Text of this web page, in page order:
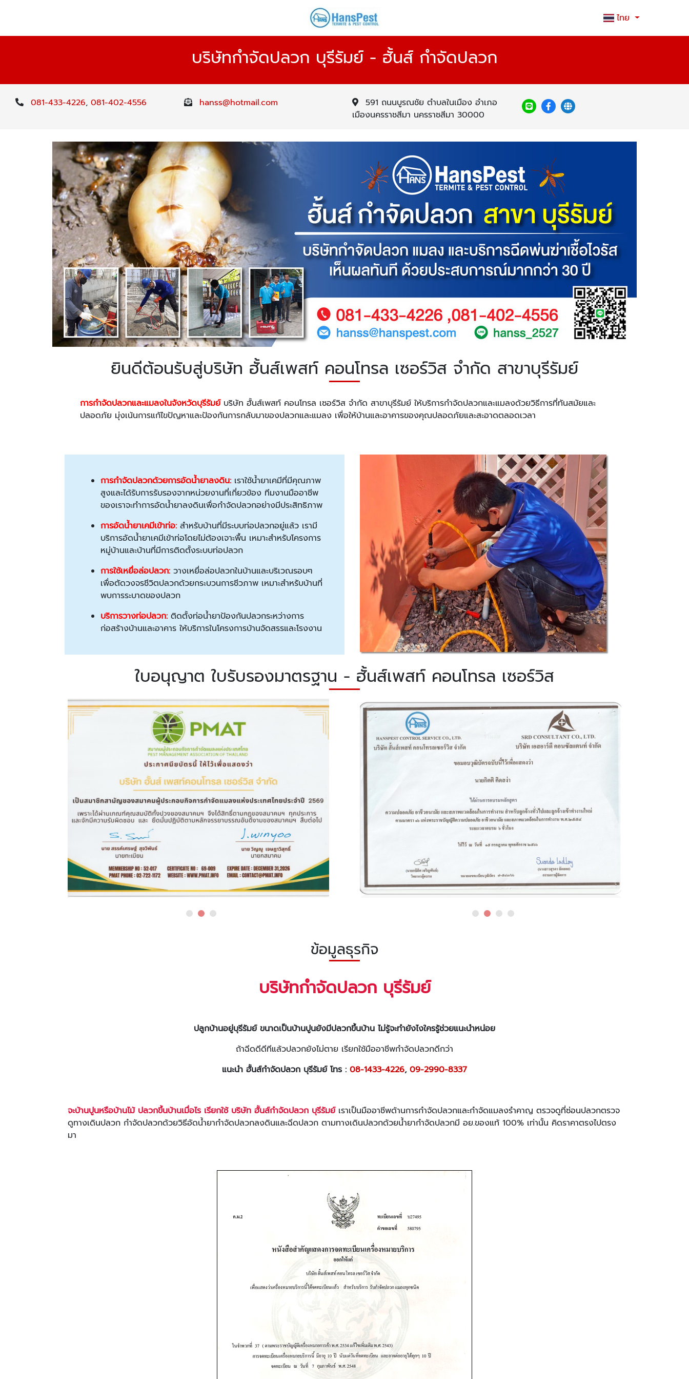
ไทย
บริษัทกำจัดปลวก บุรีรัมย์ - ฮั้นส์ กำจัดปลวก
081-433-4226, 081-402-4556 hanss@hotmail.com
591 ถนนบูรณชัย ตำบลในเมือง อำเภอ
เมืองนครราชสีมา นครราชสีมา 30000
ยินดีต้อนรับสู่บริษัท ฮั้นส์เพสท์ คอนโทรล เซอร์วิส จำกัด สาขาบุรีรัมย์
การกำจัดปลวกและแมลงในจังหวัดบุรีรัมย์บริษัท ฮั้นส์เพสท์ คอนโทรล เซอร์วิส จำกัด สาขาบุรีรัมย์ ให้บริการกำจัดปลวกและแมลงด้วยวิธีการที่ทันสมัยและ
ปลอดภัย มุ่งเน้นการแก้ไขปัญหาและป้องกันการกลับมาของปลวกและแมลง เพื่อให้บ้านและอาคารของคุณปลอดภัยและสะอาดตลอดเวลา
การกำจัดปลวกด้วยการอัดน้ำยาลงดิน: เราใช้น้ำยาเคมีที่มีคุณภาพ
สูงและได้รับการรับรองจากหน่วยงานที่เกี่ยวข้อง ทีมงานมืออาชีพ
ของเราจะทำการอัดน้ำยาลงดินเพื่อกำจัดปลวกอย่างมีประสิทธิภาพ
การอัดน้ำยาเคมีเข้าท่อ: สำหรับบ้านที่มีระบบท่อปลวกอยู่แล้ว เรามี
บริการอัดน้ำยาเคมีเข้าท่อโดยไม่ต้องเจาะพื้น เหมาะสำหรับโครงการ
หมู่บ้านและบ้านที่มีการติดตั้งระบบท่อปลวก
การใช้เหยื่อล่อปลวก: วางเหยื่อล่อปลวกในบ้านและบริเวณรอบๆ
เพื่อตัดวงจรชีวิตปลวกด้วยกระบวนการชีวภาพ เหมาะสำหรับบ้านที่
พบการระบาดของปลวก
บริการวางท่อปลวก: ติดตั้งท่อน้ำยาป้องกันปลวกระหว่างการ
ก่อสร้างบ้านและอาคาร ให้บริการในโครงการบ้านจัดสรรและโรงงาน
ใบอนุญาต ใบรับรองมาตรฐาน - ฮั้นส์เพสท์ คอนโทรล เซอร์วิส
ข้อมูลธุรกิจ
บริษัทกำจัดปลวก บุรีรัมย์
ปลูกบ้านอยู่บุรีรัมย์ ขนาดเป็นบ้านปูนยังมีปลวกขึ้นบ้าน ไม่รู้จะทำยังไงใครรู้ช่วยแนะนำหน่อย
ถ้าฉีดดีดีทีแล้วปลวกยังไม่ตาย เรียกใช้มืออาชีพกำจัดปลวกดีกว่า
แนะนำ ฮั้นส์กำจัดปลวก บุรีรัมย์ โทร : 08-1433-4226, 09-2990-8337
จะบ้านปูนหรือบ้านไม้ ปลวกขึ้นบ้านเมื่อไร เรียกใช้ บริษัท ฮั้นส์กำจัดปลวก บุรีรัมย์ เราเป็นมืออาชีพด้านการกำจัดปลวกและกำจัดแมลงรำคาญ ตรวจดูที่ซ่อนปลวกตรวจ
ดูทางเดินปลวก กำจัดปลวกด้วยวิธีอัดน้ำยากำจัดปลวกลงดินและฉีดปลวก ตามทางเดินปลวกด้วยน้ำยากำจัดปลวกมี อย.ของแท้ 100% เท่านั้น คิดราคาตรงไปตรง
มา